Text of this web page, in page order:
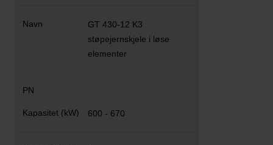
GT 430-12 K3
støpejernskjele i løse
elementer
600 - 670